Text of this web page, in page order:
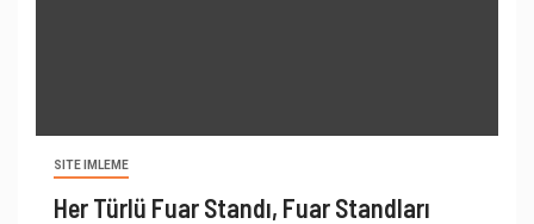
SITE IMLEME
Her Türlü Fuar Standı, Fuar Standları